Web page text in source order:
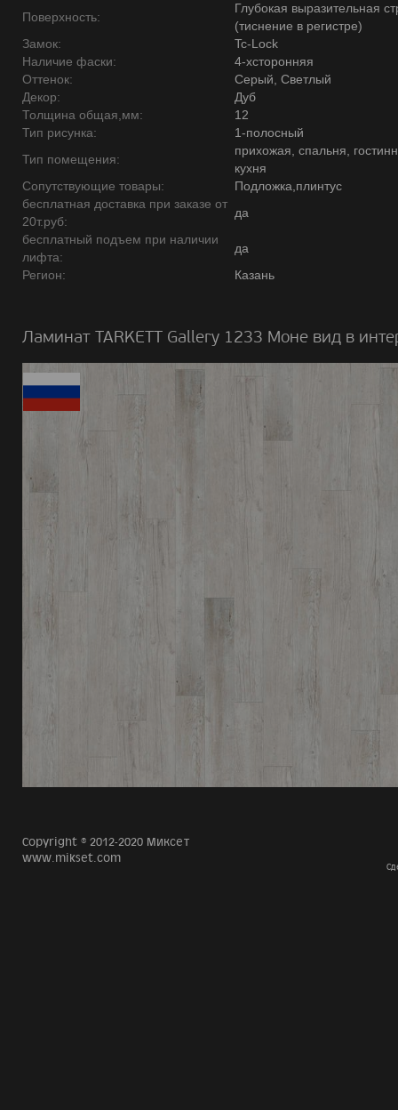
Поверхность:
Глубокая выразительная
(тиснение в регистре)
Замок:
Tc-Lock
Наличие фаски:
4-хсторонняя
Оттенок:
Серый, Светлый
Декор:
Дуб
Толщина общая,мм:
12
Тип рисунка:
1-полосный
Тип помещения:
прихожая, спальня,
кухня
Сопутствующие товары:
Подложка,плинтус
бесплатная доставка при заказе от
20т.руб:
да
бесплатный подъем при наличии
лифта:
да
Регион:
Казань
Ламинат TARKETT Gallery 1233 Mоне вид в
Copyright © 2012-2020 Миксет
www.mikset.com